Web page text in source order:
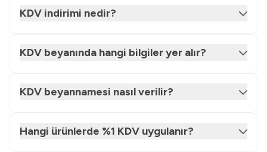
KDV indirimi nedir?
KDV beyanında hangi bilgiler yer alır?
KDV beyannamesi nasıl verilir?
Hangi ürünlerde %1 KDV uygulanır?